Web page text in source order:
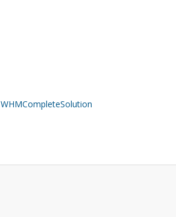
WHMCompleteSolution